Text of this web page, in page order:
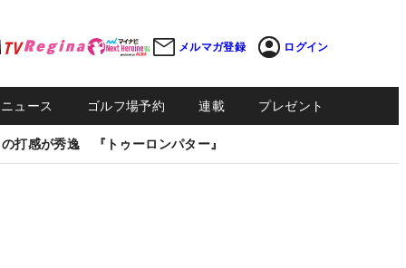
メルマガ登録 ログイン
ュース ゴルフ場予約 連載 プレゼント
打感が秀逸 『トゥーロンパター』